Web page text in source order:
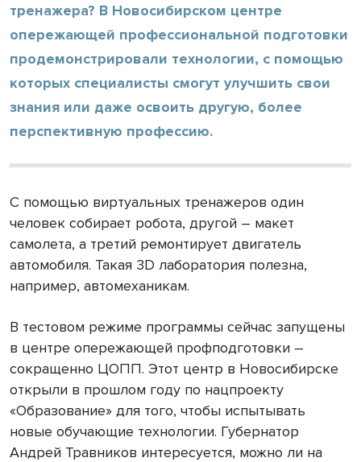
тренажера? В Новосибирском центре
опережающей профессиональной подготовки
продемонстрировали технологии, с помощью
которых специалисты смогут улучшить свои
знания или даже освоить другую, более
перспективную профессию.
С помощью виртуальных тренажеров один
человек собирает робота, другой – макет
самолета, а третий ремонтирует двигатель
автомобиля. Такая 3D лаборатория полезна,
например, автомеханикам.
В тестовом режиме программы сейчас запущены
в центре опережающей профподготовки –
сокращенно ЦОПП. Этот центр в Новосибирске
открыли в прошлом году по нацпроекту
«Образование» для того, чтобы испытывать
новые обучающие технологии. Губернатор
Андрей Травников интересуется, можно ли на